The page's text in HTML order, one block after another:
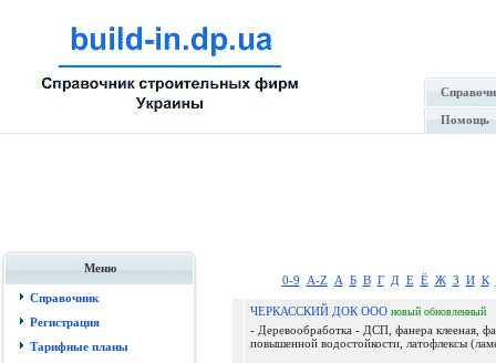
Помощь
Меню
Справочник
Регистрация
Тарифные планы
0-9 A-Z А Б В Г Д Е Ё Ж З И К
ЧЕРКАССКИЙ ДОК ООО новый обновленный
- Деревообработка - ДСП, фанера клееная,
повышенной водостойкости, латофлексы